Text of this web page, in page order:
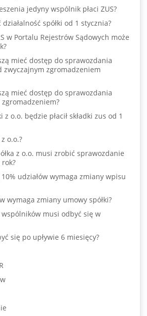
jedyny wspólnik płaci ZUS?
spółki od 1 stycznia?
w Portalu Rejestrów Sądowych może
mieć dostęp do sprawozdania
zwyczajnym zgromadzeniem
mieć dostęp do sprawozdania
z o.o. będzie płacił składki zus od 1
z o.o.?
z o.o. musi zrobić sprawozdanie
udziałów wymaga zmiany wpisu
wymaga zmiany umowy spółki?
musi odbyć się w
się po upływie 6 miesięcy?